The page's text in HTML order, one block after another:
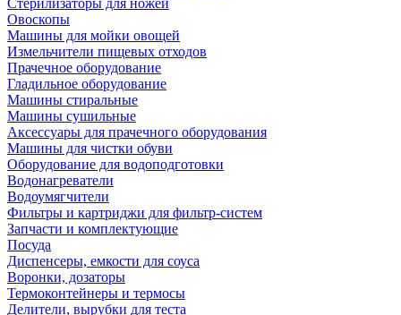
Стерилизаторы для ножей
Овоскопы
Машины для мойки овощей
Измельчители пищевых отходов
Прачечное оборудование
Гладильное оборудование
Машины стиральные
Машины сушильные
Аксессуары для прачечного оборудования
Машины для чистки обуви
Оборудование для водоподготовки
Водонагреватели
Водоумягчители
Фильтры и картриджи для фильтр-систем
Запчасти и комплектующие
Посуда
Диспенсеры, емкости для соуса
Воронки, дозаторы
Термоконтейнеры и термосы
Делители, вырубки для теста